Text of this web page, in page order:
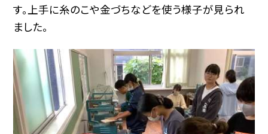
す。上手に糸のこや金づちなどを使う様子が見られ
ました。